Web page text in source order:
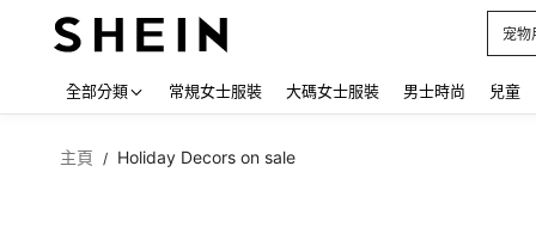
占卜
全部分類 常規女士服裝 大碼女士服裝 男士時尚 兒童
主頁 / Holiday Decors on sale